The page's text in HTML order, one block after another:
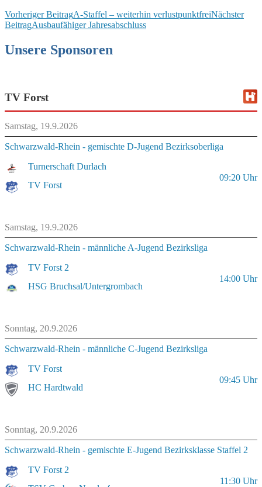
Beitragsnavigation
Vorheriger BeitragA-Staffel – weiterhin verlustpunktfreiNächster
BeitragAusbaufähiger Jahresabschluss
Unsere Sponsoren
TV Forst
Samstag, 19.9.2026
Schwarzwald-Rhein - gemischte D-Jugend Bezirksoberliga
Turnerschaft Durlach
TV Forst
09:20 Uhr
Samstag, 19.9.2026
Schwarzwald-Rhein - männliche A-Jugend Bezirksliga
TV Forst 2
HSG Bruchsal/Untergrombach
14:00 Uhr
Sonntag, 20.9.2026
Schwarzwald-Rhein - männliche C-Jugend Bezirksliga
TV Forst
HC Hardtwald
09:45 Uhr
Sonntag, 20.9.2026
Schwarzwald-Rhein - gemischte E-Jugend Bezirksklasse Staffel 2
TV Forst 2
11:30 Uhr